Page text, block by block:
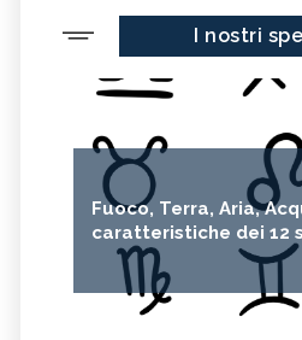
I nostri
Fuoco, Terra, Aria,
caratteristiche dei 12